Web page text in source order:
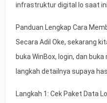
infrastruktur digital lo saat ini.
Panduan Lengkap Cara
Secara Adil Oke, sekarang
buka WinBox, login, dan buka
langkah detailnya supaya
Langkah 1: Cek Paket Data